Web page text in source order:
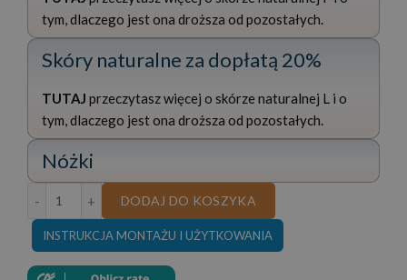
tym, dlaczego jest ona droższa od pozostałych.
Skóry naturalne za dopłatą 20%
TUTAJ przeczytasz więcej o skórze naturalnej L i o
tym, dlaczego jest ona droższa od pozostałych.
Nóżki
DODAJ DO KOSZYKA
INSTRUKCJA MONTAŻU I UŻYTKOWANIA